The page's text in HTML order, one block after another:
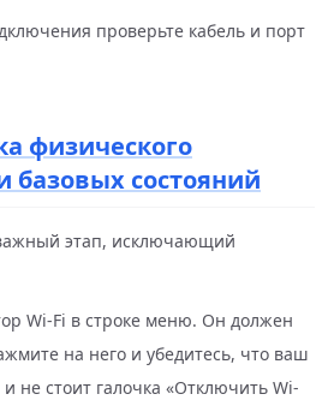
проверьте кабель и порт
физического
базовых состояний
этап, исключающий
Wi-Fi в строке меню. Он должен
на него и убедитесь, что ваш
и не стоит галочка «Отключить Wi-